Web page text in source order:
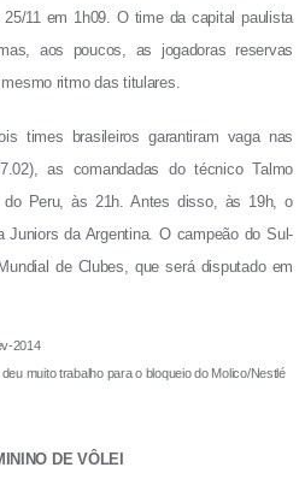
11 em 1h09. O time da capital paulista
aos poucos, as jogadoras reservas
ritmo das titulares.
times brasileiros garantiram vaga nas
as comandadas do técnico Talmo
do Peru, às 21h. Antes disso, às 19h, o
Juniors da Argentina. O campeão do Sul-
de Clubes, que será disputado em
para o bloqueio do Molico/Nestlé
DE VÔLEI